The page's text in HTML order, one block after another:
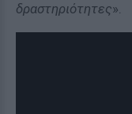
δραστηριότητες».